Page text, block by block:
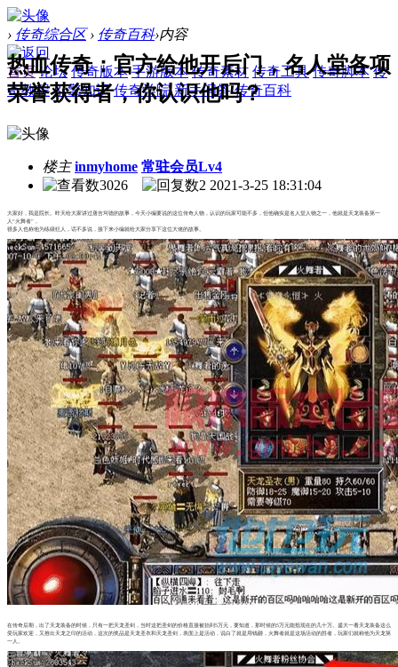
› 传奇综合区 › 传奇百科›内容
首页 论坛 传奇版本 手游版本 传奇素材 传奇工具 传奇脚本 传
奇教程 引擎知识 传奇学院 新手问答 传奇百科
热血传奇：官方给他开后门，名人堂各项
荣誉获得者，你认识他吗？
楼主 inmyhome 常驻会员Lv4
3026
2 2021-3-25 18:31:04
大家好，我是院长。昨天给大家讲过唐吉坷德的故事，今天小编要说的这位传奇人物，认识的玩家可能不多，但他确实是名人堂人物之一，他就是天龙装备第一
人“火舞者”，
很多人也称他为练级狂人，话不多说，接下来小编就给大家分享下这位大佬的故事。
在传奇后期，出了天龙装备的时候，只有一把天龙圣剑，当时这把圣剑的价格直接被抬到5万元，要知道，那时候的5万元能抵现在的几十万。盛大一看天龙装备这么
受玩家欢迎，又推出天龙之印的活动，这次的奖品是天龙圣衣和天龙圣剑，表面上是活动，说白了就是用钱砸，火舞者就是这场活动的胜者，玩家们就称他为天龙第
一人。